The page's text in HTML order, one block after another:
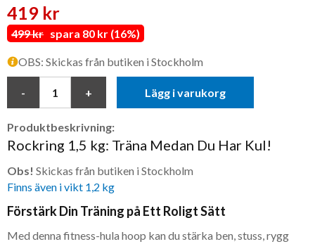
419 kr
499 kr spara 80 kr (16%)
OBS: Skickas från butiken i Stockholm
Lägg i varukorg
Produktbeskrivning:
Rockring 1,5 kg: Träna Medan Du Har Kul!
Obs! Skickas från butiken i Stockholm
Finns även i vikt 1,2 kg
Förstärk Din Träning på Ett Roligt Sätt
Med denna fitness-hula hoop kan du stärka ben, stuss, rygg